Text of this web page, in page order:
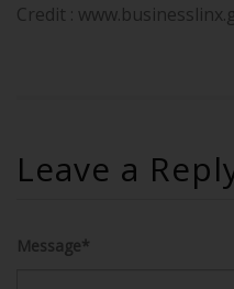
Credit :
Leave a
Message*